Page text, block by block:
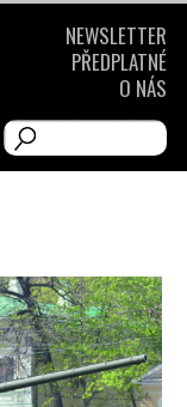
NEWSLETTER
PŘEDPLATNÉ
O NÁS